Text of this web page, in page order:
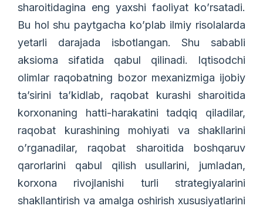
sharoitidagina eng yaxshi faoliyat ko’rsatadi.
Bu hol shu paytgacha ko’plab ilmiy risolalarda
yetarli darajada isbotlangan. Shu sababli
aksioma sifatida qabul qilinadi. Iqtisodchi
olimlar raqobatning bozor mexanizmiga ijobiy
ta’sirini ta’kidlab, raqobat kurashi sharoitida
korxonaning hatti-harakatini tadqiq qiladilar,
raqobat kurashining mohiyati va shakllarini
o’rganadilar, raqobat sharoitida boshqaruv
qarorlarini qabul qilish usullarini, jumladan,
korxona rivojlanishi turli strategiyalarini
shakllantirish va amalga oshirish xususiyatlarini